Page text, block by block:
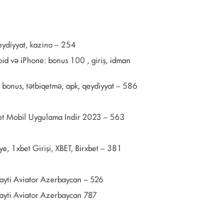
kazino – 254
və iPhone: bonus 100 , giriş, idman
tətbiqetmə, apk, qeydiyyat – 586
Mobil Uygulama Indir 2023 – 563
1xbet Girişi, XBET, Birxbet – 381
Aviator Azerbaycan – 526
Aviator Azerbaycan 787